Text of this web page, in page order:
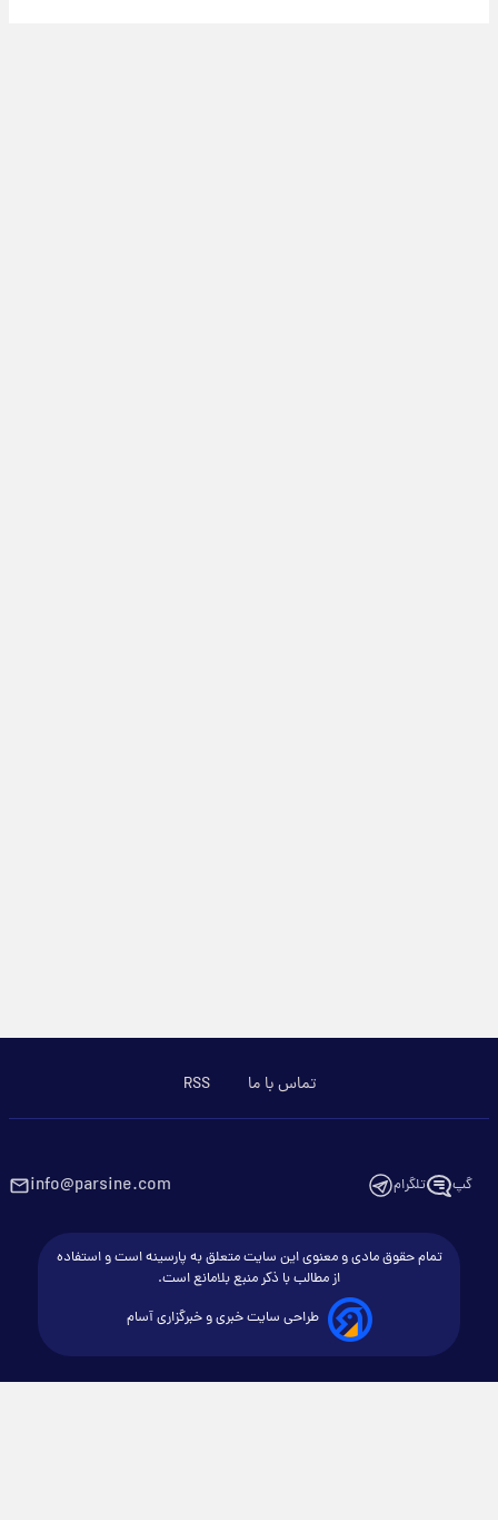
تماس با ما RSS
گپ تلگرام info@parsine.com
تمام حقوق مادی و معنوی این سایت متعلق به پارسینه است و استفاده
از مطالب با ذکر منبع بلامانع است.
طراحی سایت خبری و خبرگزاری آسام